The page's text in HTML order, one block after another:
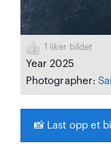
1 liker bildet
Year 2025
Photographer:
📸 Last opp et